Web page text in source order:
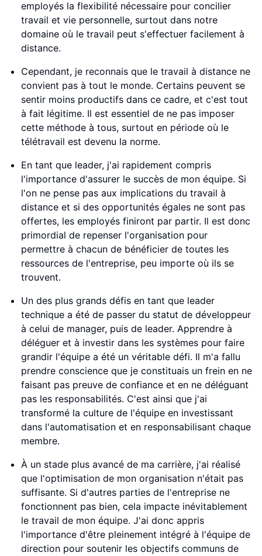
employés la flexibilité nécessaire pour concilier
travail et vie personnelle, surtout dans notre
domaine où le travail peut s'effectuer facilement à
distance.
Cependant, je reconnais que le travail à distance ne
convient pas à tout le monde. Certains peuvent se
sentir moins productifs dans ce cadre, et c'est tout
à fait légitime. Il est essentiel de ne pas imposer
cette méthode à tous, surtout en période où le
télétravail est devenu la norme.
En tant que leader, j'ai rapidement compris
l'importance d'assurer le succès de mon équipe. Si
l'on ne pense pas aux implications du travail à
distance et si des opportunités égales ne sont pas
offertes, les employés finiront par partir. Il est donc
primordial de repenser l'organisation pour
permettre à chacun de bénéficier de toutes les
ressources de l'entreprise, peu importe où ils se
trouvent.
Un des plus grands défis en tant que leader
technique a été de passer du statut de développeur
à celui de manager, puis de leader. Apprendre à
déléguer et à investir dans les systèmes pour faire
grandir l'équipe a été un véritable défi. Il m'a fallu
prendre conscience que je constituais un frein en ne
faisant pas preuve de confiance et en ne déléguant
pas les responsabilités. C'est ainsi que j'ai
transformé la culture de l'équipe en investissant
dans l'automatisation et en responsabilisant chaque
membre.
À un stade plus avancé de ma carrière, j'ai réalisé
que l'optimisation de mon organisation n'était pas
suffisante. Si d'autres parties de l'entreprise ne
fonctionnent pas bien, cela impacte inévitablement
le travail de mon équipe. J'ai donc appris
l'importance d'être pleinement intégré à l'équipe de
direction pour soutenir les objectifs communs de